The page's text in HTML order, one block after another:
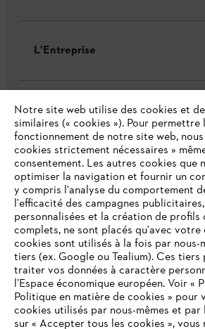
L'Entreprise
STIHL FAQ
Contact
Politique de protection des données
Mentions légales Utilisation des
Informations juridiques
Notre site web utilise des cookies et
similaires (« cookies »). Pour permettre
fonctionnement de notre site web,
cookies strictement nécessaires »
consentement. Les autres cookies que
optimiser la navigation et fournir un
y compris l'analyse du comportement
l'efficacité des campagnes
personnalisées et la création de profils
complets, ne sont placés qu'avec votre
cookies sont utilisés à la fois par nous-
tiers (ex. Google ou Tealium). Ces tiers
traiter vos données à caractère
l’Espace économique européen. Voir «
Politique en matière de cookies » pour
cookies utilisés par nous-mêmes et
sur « Accepter tous les cookies », vous